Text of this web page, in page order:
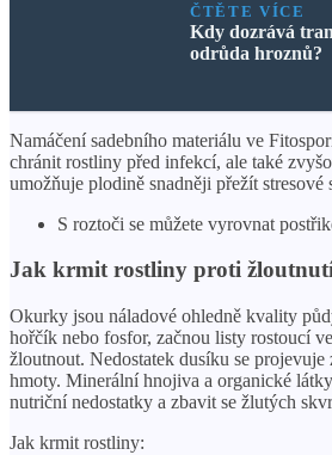
ČTĚTE VÍCE
Kdy dozrává
odrůda hroznů?
Namáčení sadebního materiálu ve
chránit rostliny před infekcí, ale také
umožňuje plodině snadněji přežít stresové
S roztoči se můžete vyrovnat
Jak krmit rostliny proti
Okurky jsou náladové ohledně kvality
hořčík nebo fosfor, začnou listy rostoucí
žloutnout. Nedostatek dusíku se projevuje
hmoty. Minerální hnojiva a organické
nutriční nedostatky a zbavit se žlutých
Jak krmit rostliny: